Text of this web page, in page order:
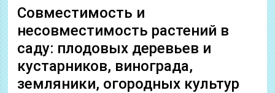
Совместимость и
несовместимость растений в
саду: плодовых деревьев и
кустарников, винограда,
земляники, огородных культур